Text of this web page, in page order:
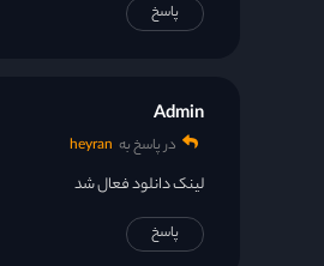
پاسخ
Admin
در پاسخ به heyran
لینک دانلود فعال شد
پاسخ